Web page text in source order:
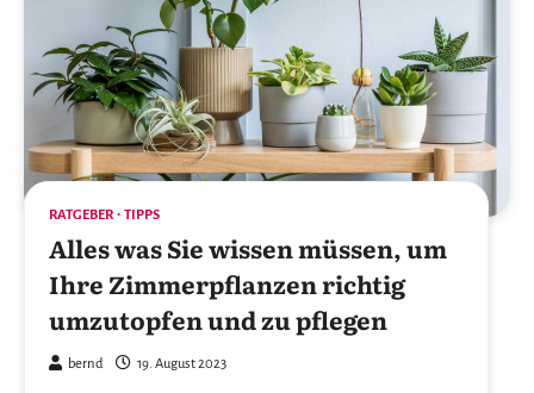
RATGEBER TIPPS
Alles was Sie wissen müssen, um
Ihre Zimmerpflanzen richtig
umzutopfen und zu pflegen
bernd 19. August 2023